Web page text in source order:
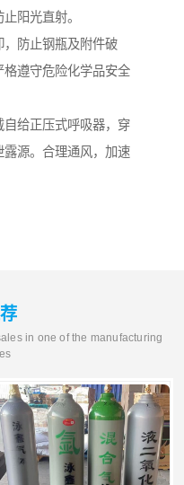
阳光直射。
防止钢瓶及附件破
遵守危险化学品安全
给正压式呼吸器，穿
源。合理通风，加速
in one of the manufacturing